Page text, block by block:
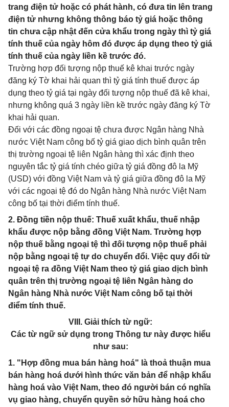
trang điện tử hoặc có phát hành, có đưa tin lên trang
điện tử nhưng không thông báo tỷ giá hoặc thông
tin chưa cập nhật đến cửa khẩu trong ngày thì tỷ giá
tính thuế của ngày hôm đó được áp dụng theo tỷ giá
tính thuế của ngày liền kề trước đó.
Trường hợp đối tượng nộp thuế kê khai trước ngày
đăng ký Tờ khai hải quan thì tỷ giá tính thuế được áp
dụng theo tỷ giá tại ngày đối tượng nộp thuế đã kê khai,
nhưng không quá 3 ngày liền kề trước ngày đăng ký Tờ
khai hải quan.
Đối với các đồng ngoại tệ chưa được Ngân hàng Nhà
nước Việt Nam công bố tỷ giá giao dịch bình quân trên
thị trường ngoại tệ liên Ngân hàng thì xác định theo
nguyên tắc tỷ giá tính chéo giữa tỷ giá đồng đô la Mỹ
(USD) với đồng Việt Nam và tỷ giá giữa đồng đô la Mỹ
với các ngoại tệ đó do Ngân hàng Nhà nước Việt Nam
công bố tại thời điểm tính thuế.
2. Đồng tiền nộp thuế: Thuế xuất khẩu, thuế nhập
khẩu được nộp bằng đồng Việt Nam. Trường hợp
nộp thuế bằng ngoại tệ thì đối tượng nộp thuế phải
nộp bằng ngoại tệ tự do chuyển đổi. Việc quy đổi từ
ngoại tệ ra đồng Việt Nam theo tỷ giá giao dịch bình
quân trên thị trường ngoại tệ liên Ngân hàng do
Ngân hàng Nhà nước Việt Nam công bố tại thời
điểm tính thuế.
VIII. Giải thích từ ngữ:
Các từ ngữ sử dụng trong Thông tư này được hiểu
như sau:
1. "Hợp đồng mua bán hàng hoá" là thoả thuận mua
bán hàng hoá dưới hình thức văn bản để nhập khẩu
hàng hoá vào Việt Nam, theo đó người bán có nghĩa
vụ giao hàng, chuyển quyền sở hữu hàng hoá cho